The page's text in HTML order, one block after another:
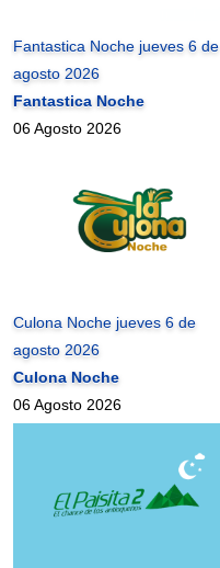
Fantastica Noche jueves 6 de
agosto 2026
Fantastica Noche
06 Agosto 2026
Culona Noche jueves 6 de
agosto 2026
Culona Noche
06 Agosto 2026